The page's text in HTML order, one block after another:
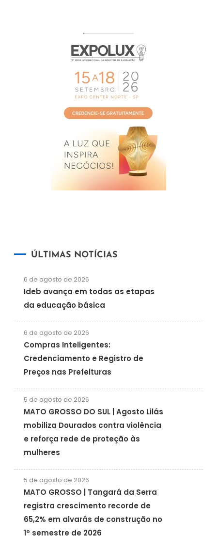
ÚLTIMAS NOTÍCIAS
6 de agosto de 2026
Ideb avança em todas as etapas
da educação básica
6 de agosto de 2026
Compras Inteligentes:
Credenciamento e Registro de
Preços nas Prefeituras
5 de agosto de 2026
MATO GROSSO DO SUL | Agosto Lilás
mobiliza Dourados contra violência
e reforça rede de proteção às
mulheres
5 de agosto de 2026
MATO GROSSO | Tangará da Serra
registra crescimento recorde de
65,2% em alvarás de construção no
1º semestre de 2026